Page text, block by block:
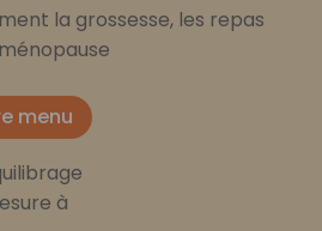
la grossesse, les repas
menu
à